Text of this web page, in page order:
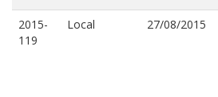
2015-
119
Local 27/08/2015